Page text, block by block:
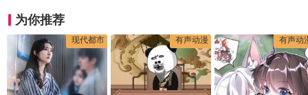
为你推荐
现代都市 有声动漫 有声动